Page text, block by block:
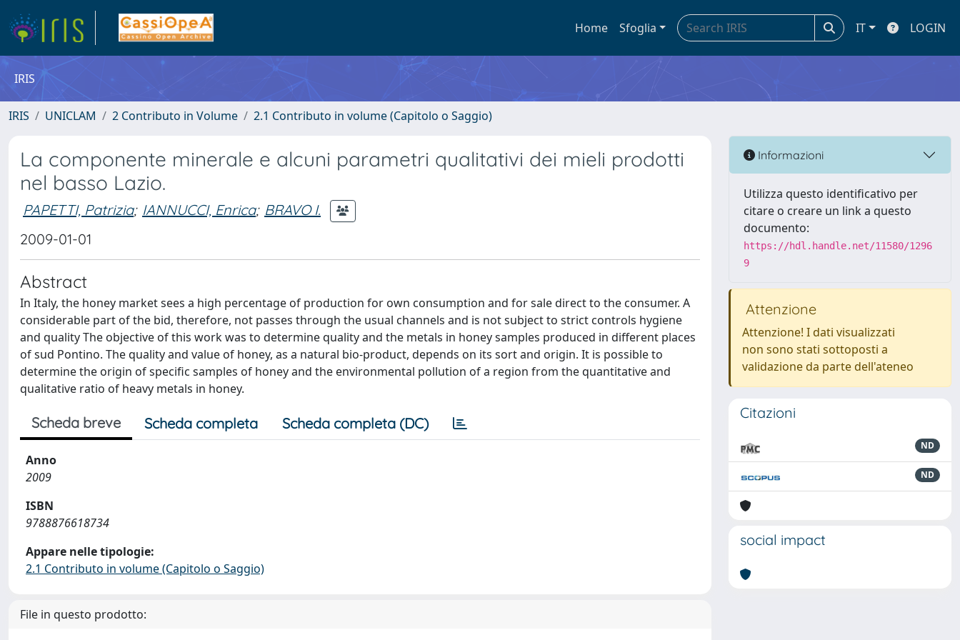
Home Sfoglia IT LOGIN
IRIS
IRIS UNICLAM 2 Contributo in Volume 2.1 Contributo in volume (Capitolo o Saggio)
La componente minerale e alcuni parametri qualitativi dei mieli prodotti
nel basso Lazio.
PAPETTI, Patrizia; IANNUCCI, Enrica; BRAVO I.
2009-01-01
Abstract
In Italy, the honey market sees a high percentage of production for own consumption and for sale direct to the consumer. A
considerable part of the bid, therefore, not passes through the usual channels and is not subject to strict controls hygiene
and quality The objective of this work was to determine quality and the metals in honey samples produced in different places
of sud Pontino. The quality and value of honey, as a natural bio-product, depends on its sort and origin. It is possible to
determine the origin of specific samples of honey and the environmental pollution of a region from the quantitative and
qualitative ratio of heavy metals in honey.
Scheda breve Scheda completa Scheda completa (DC)
Anno
2009
ISBN
9788876618734
Appare nelle tipologie:
2.1 Contributo in volume (Capitolo o Saggio)
File in questo prodotto:
Informazioni
Utilizza questo identificativo per
citare o creare un link a questo
documento:
https://hdl.handle.net/11580/1296
9
Attenzione
Attenzione! I dati visualizzati
non sono stati sottoposti a
validazione da parte dell'ateneo
Citazioni
ND
ND
social impact